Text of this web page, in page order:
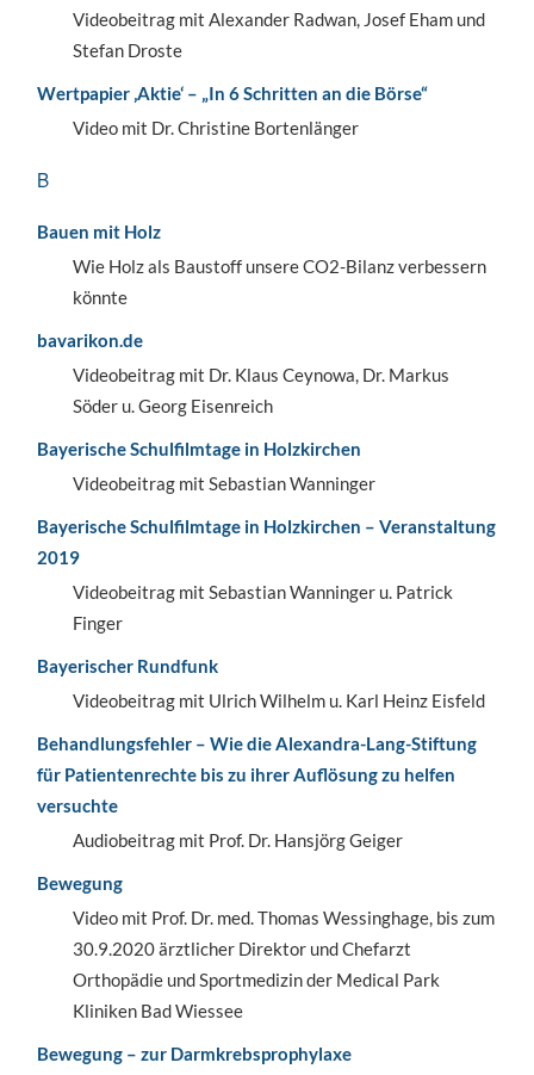
Videobeitrag mit Alexander Radwan, Josef Eham und
Stefan Droste
Wertpapier ‚Aktie‘ – „In 6 Schritten an die Börse“
Video mit Dr. Christine Bortenlänger
B
Bauen mit Holz
Wie Holz als Baustoff unsere CO2-Bilanz verbessern
könnte
bavarikon.de
Videobeitrag mit Dr. Klaus Ceynowa, Dr. Markus
Söder u. Georg Eisenreich
Bayerische Schulfilmtage in Holzkirchen
Videobeitrag mit Sebastian Wanninger
Bayerische Schulfilmtage in Holzkirchen – Veranstaltung
2019
Videobeitrag mit Sebastian Wanninger u. Patrick
Finger
Bayerischer Rundfunk
Videobeitrag mit Ulrich Wilhelm u. Karl Heinz Eisfeld
Behandlungsfehler – Wie die Alexandra-Lang-Stiftung
für Patientenrechte bis zu ihrer Auflösung zu helfen
versuchte
Audiobeitrag mit Prof. Dr. Hansjörg Geiger
Bewegung
Video mit Prof. Dr. med. Thomas Wessinghage, bis zum
30.9.2020 ärztlicher Direktor und Chefarzt
Orthopädie und Sportmedizin der Medical Park
Kliniken Bad Wiessee
Bewegung – zur Darmkrebsprophylaxe